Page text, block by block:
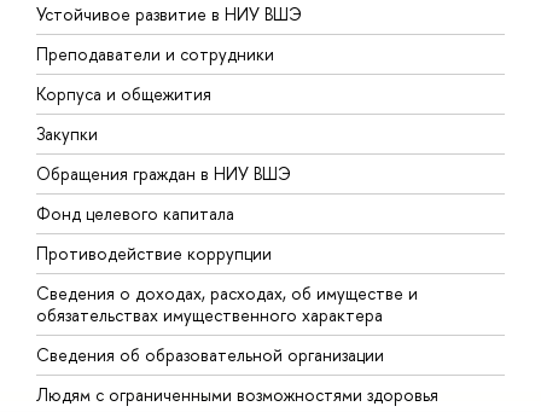
Устойчивое развитие в НИУ ВШЭ
Преподаватели и сотрудники
Корпуса и общежития
Закупки
Обращения граждан в НИУ ВШЭ
Фонд целевого капитала
Противодействие коррупции
Сведения о доходах, расходах, об имуществе и
обязательствах имущественного характера
Сведения об образовательной организации
Людям с ограниченными возможностями здоровья